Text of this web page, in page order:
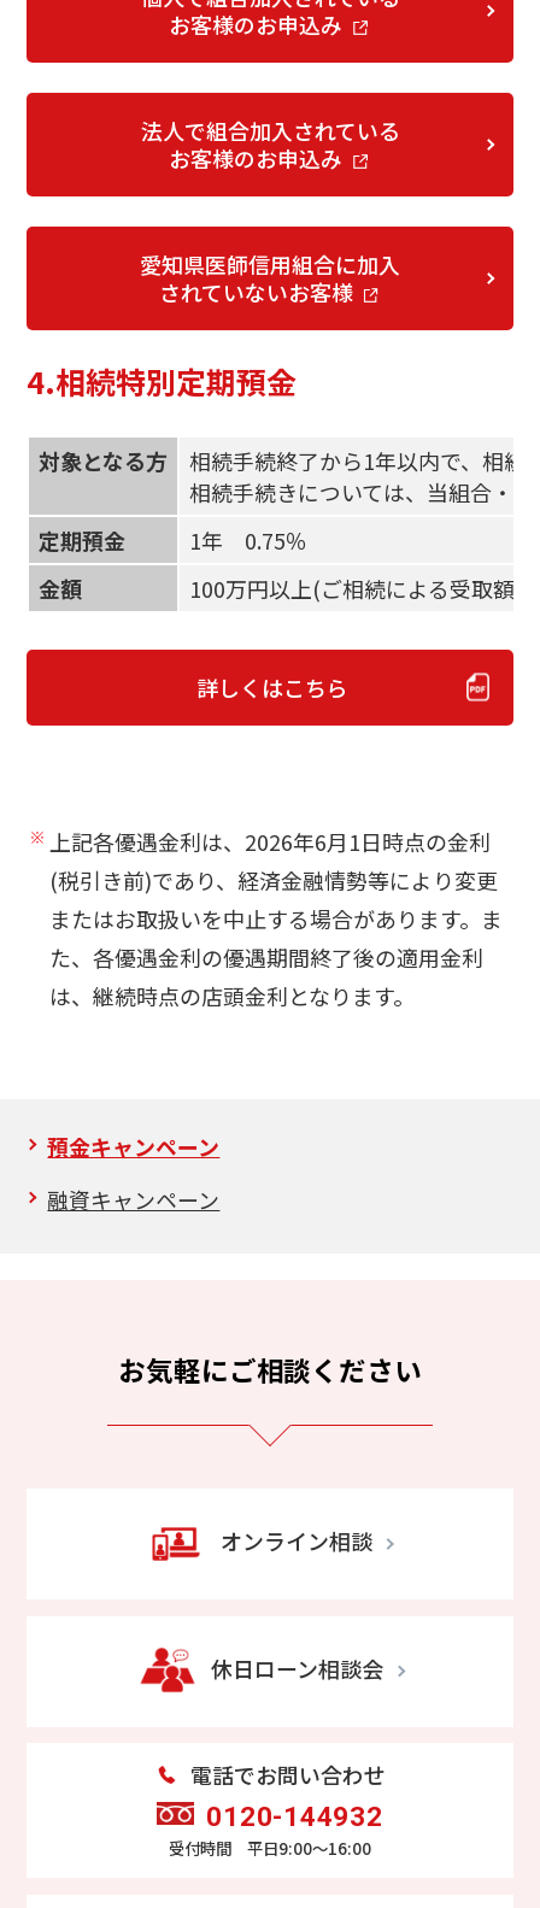
お客様のお申込み
法人で組合加入されている
お客様のお申込み
愛知県医師信用組合に加入
されていないお客様
4.相続特別定期預金
対象となる方
相続手続終了から1年以内で、相続
相続手続きについては、当組合・
定期預金
1年 0.75％
金額
100万円以上(ご相続による受取額
詳しくはこちら
上記各優遇金利は、2026年6月1日時点の金利
(税引き前)であり、経済金融情勢等により変更
またはお取扱いを中止する場合があります。ま
た、各優遇金利の優遇期間終了後の適用金利
は、継続時点の店頭金利となります。
預金キャンペーン
融資キャンペーン
お気軽にご相談ください
オンライン相談
休日ローン相談会
電話でお問い合わせ
0120-144932
受付時間 平日9:00～16:00